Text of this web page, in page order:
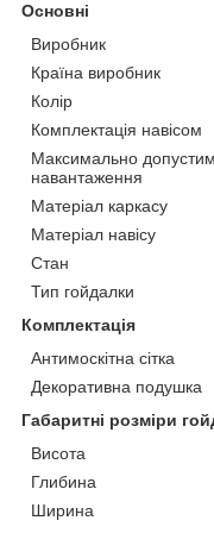
Основні
Виробник
Країна виробник
Колір
Комплектація навісом
Максимально
навантаження
Матеріал каркасу
Матеріал навісу
Стан
Тип гойдалки
Комплектація
Антимоскітна сітка
Декоративна подушка
Габаритні розміри
Висота
Глибина
Ширина